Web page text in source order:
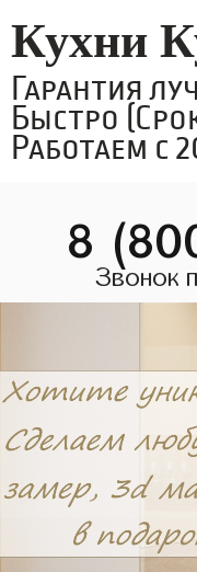
Кухни
Гарантия
Быстро
Работаем с
8
Звонок